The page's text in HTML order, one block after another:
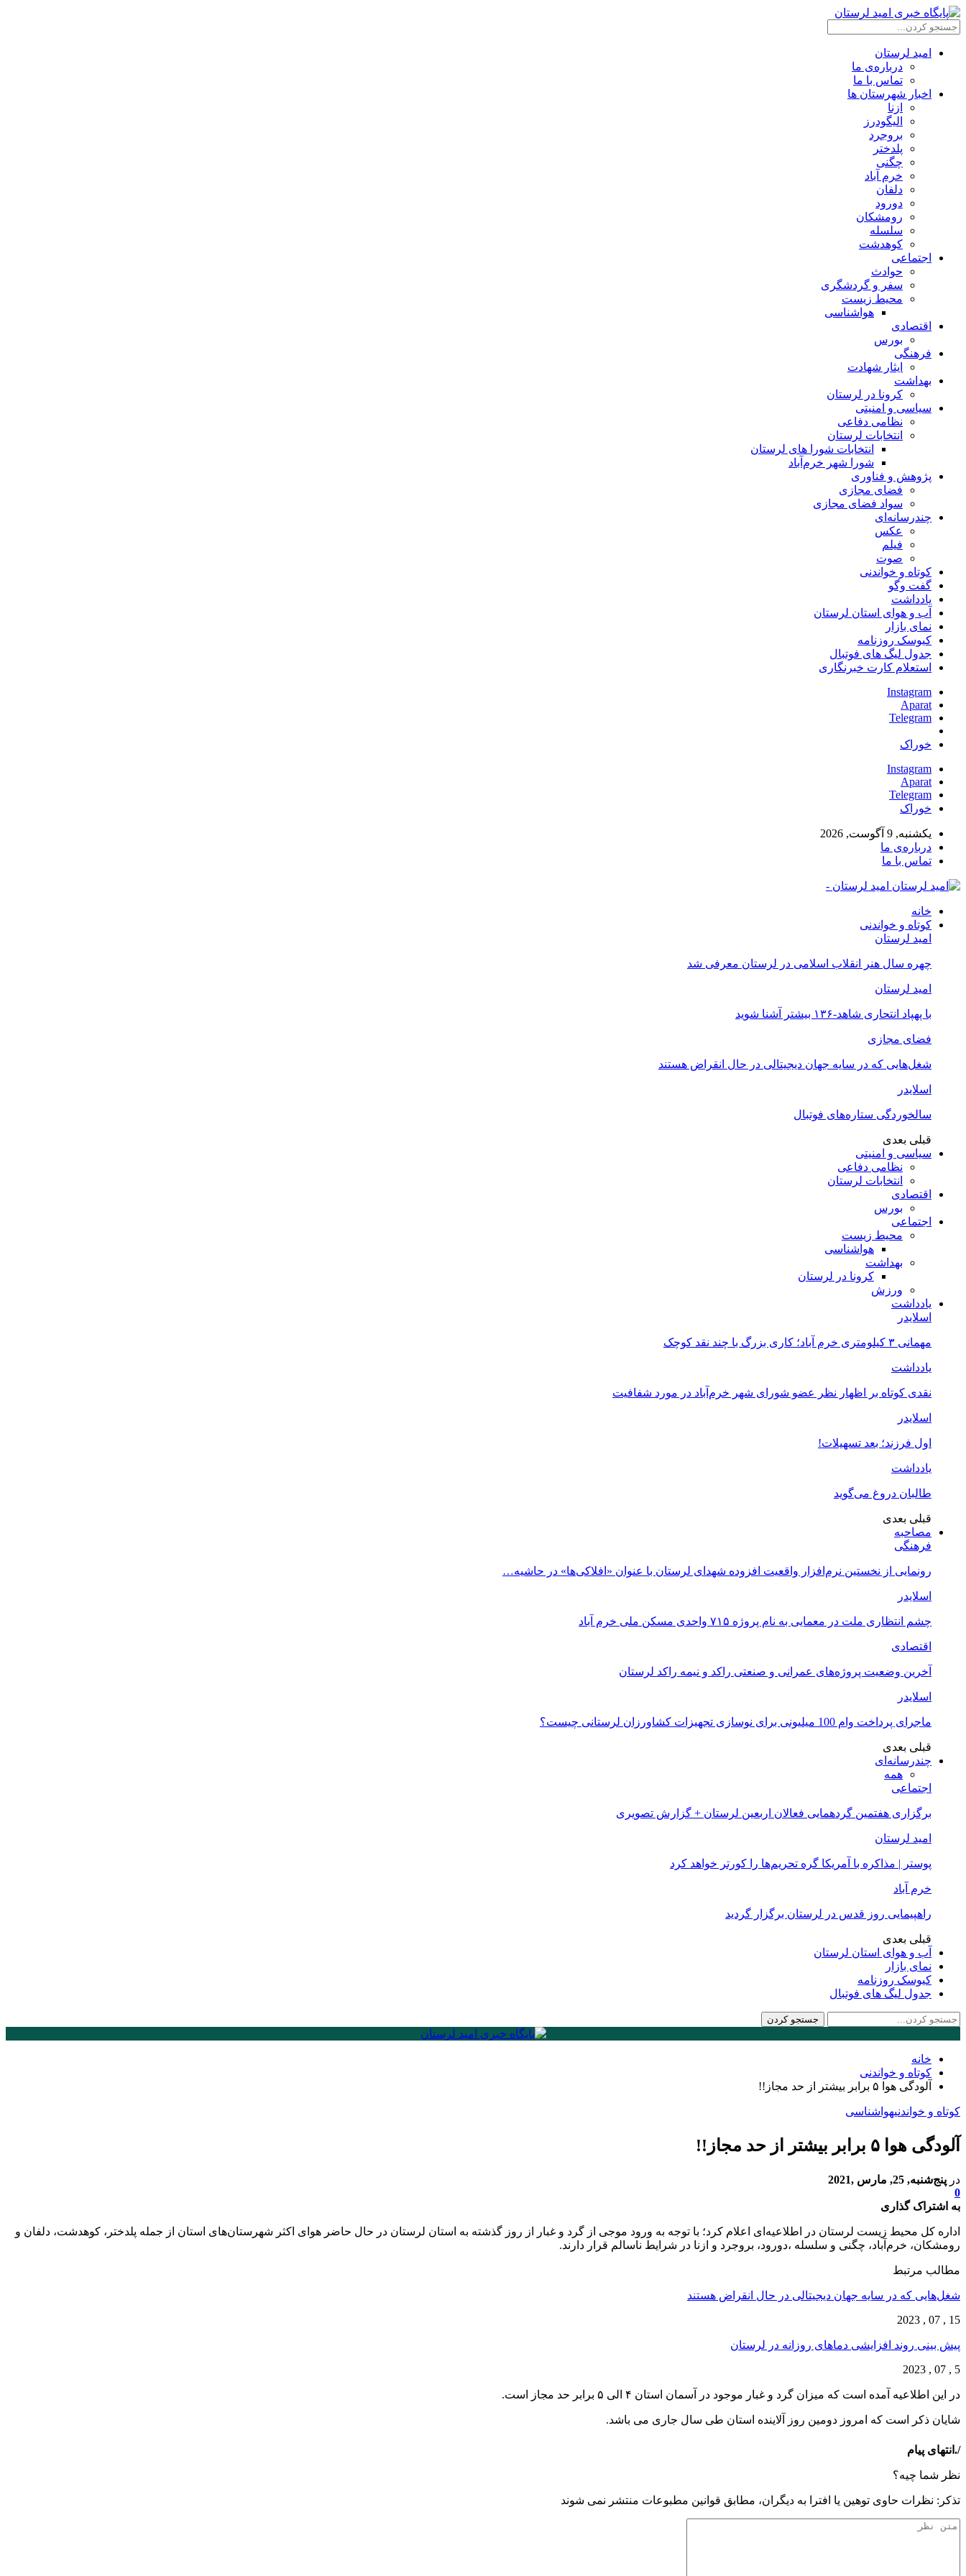
امید لرستان
درباره‌ی ما
تماس با ما
اخبار شهرستان ها
ازنا
الیگودرز
بروجرد
پلدختر
چگنی
خرم آباد
دلفان
دورود
رومشکان
سلسله
کوهدشت
اجتماعی
حوادث
سفر و گردشگری
محیط زیست
هواشناسی
اقتصادی
بورس
فرهنگی
ایثار شهادت
بهداشت
کرونا در لرستان
سیاسی و امنیتی
نظامی دفاعی
انتخابات لرستان
انتخابات شورا های لرستان
شورا شهر خرم‌آباد
پژوهش و فناوری
فضای مجازی
سواد فضای مجازی
چندرسانه‌ای
عكس
فیلم
صوت
کوتاه و خواندنی
گفت وگو
یادداشت
آب و هوای استان لرستان
نمای بازار
کیوسک روزنامه
جدول لیگ های فوتبال
استعلام کارت خبرنگاری
Instagram
Aparat
Telegram
خوراک
Instagram
Aparat
Telegram
خوراک
یکشنبه, 9 آگوست, 2026
درباره‌ی ما
تماس با ما
امید لرستان -
خانه
کوتاه و خواندنی
امید لرستان
چهره سال هنر انقلاب اسلامی در لرستان معرفی شد
امید لرستان
با پهپاد انتحاری شاهد-۱۳۶ بیشتر آشنا شوید
فضای مجازی
شغل‌‌هایی که در سایه جهان دیجیتالی در حال انقراض هستند
اسلایدر
سالخوردگی ستاره‌های فوتبال
قبلی بعدی
سیاسی و امنیتی
نظامی دفاعی
انتخابات لرستان
اقتصادی
بورس
اجتماعی
محیط زیست
هواشناسی
بهداشت
کرونا در لرستان
ورزش
یادداشت
اسلایدر
مهمانی ۳ کیلومتری خرم آباد؛ کاری بزرگ با چند نقد کوچک
یادداشت
نقدی کوتاه بر اظهار نظر عضو شورای شهر خرم‌آباد در مورد شفافیت
اسلایدر
اول فرزند؛ بعد تسهیلات!
یادداشت
طالبان دروغ می‌گوید
قبلی بعدی
مصاحبه
فرهنگی
رونمایی از نخستین نرم‌افزار واقعیت افزوده شهدای لرستان با عنوان «افلاکی‌ها» در حاشیه…
اسلایدر
چشم انتظاری ملت در معمایی به نام پروژه ۷۱۵ واحدی مسکن ملی خرم آباد
اقتصادی
آخرین وضعیت پروژه‌های عمرانی و صنعتی راکد و نیمه راکد لرستان
اسلایدر
ماجرای پرداخت وام 100 میلیونی برای نوسازی تجهیزات کشاورزان لرستانی چیست؟
قبلی بعدی
چندرسانه‌ای
همه
اجتماعی
برگزاری هفتمین گردهمایی فعالان اربعین لرستان + گزارش تصویری
امید لرستان
پوستر | مذاکره با آمریکا گره تحریم‌ها را کورتر خواهد کرد
خرم آباد
راهپیمایی روز قدس در لرستان برگزار گردید
قبلی بعدی
آب و هوای استان لرستان
نمای بازار
کیوسک روزنامه
جدول لیگ های فوتبال
خانه
کوتاه و خواندنی
آلودگی هوا ۵ برابر بیشتر از حد مجاز!!
کوتاه و خواندنیهواشناسی
آلودگی هوا ۵ برابر بیشتر از حد مجاز!!
در پنج‌شنبه, 25, مارس ,2021
0
به اشتراک گذاری
اداره کل محیط زیست لرستان در اطلاعیه‌ای اعلام کرد‌؛ با توجه به ورود موجی از گرد و غبار از روز گذشته به استان لرستان در حال حاضر هوای اکثر شهرستان‌های استان از جمله پلدختر، کوهدشت، دلفان و
رومشکان، خرم‌آباد، چگنی و سلسله ،دورود، بروجرد و ازنا در شرایط ناسالم قرار دارند.
مطالب مرتبط
شغل‌‌هایی که در سایه جهان دیجیتالی در حال انقراض هستند
15 , 07 , 2023
پیش بینی روند افزایشی دما‌های روزانه در لرستان
5 , 07 , 2023
در این اطلاعیه آمده است که میزان گرد و غبار موجود در آسمان استان ۴ الی ۵ برابر حد مجاز است.
شایان ذکر است که امروز دومین روز آلاینده استان طی سال جاری می باشد.
/.انتهای پیام
نظر شما چیه؟
تذكر: نظرات حاوی توهين يا افترا به ديگران، مطابق قوانين مطبوعات منتشر نمی شوند